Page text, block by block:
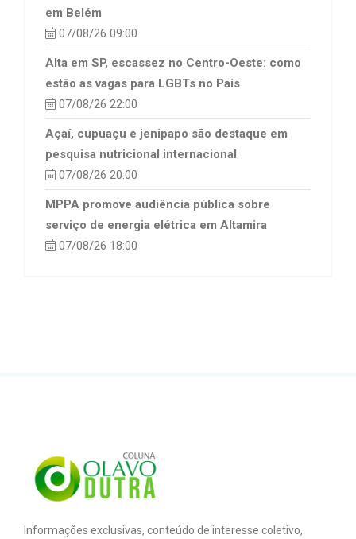
em Belém
07/08/26 09:00
Alta em SP, escassez no Centro-Oeste: como
estão as vagas para LGBTs no País
07/08/26 22:00
Açaí, cupuaçu e jenipapo são destaque em
pesquisa nutricional internacional
07/08/26 20:00
MPPA promove audiência pública sobre
serviço de energia elétrica em Altamira
07/08/26 18:00
Informações exclusivas, conteúdo de interesse coletivo,